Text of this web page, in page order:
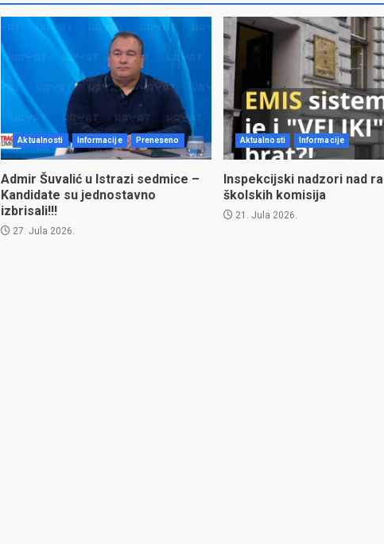
Aktualnosti Informacije Preneseno
Admir Šuvalić u Istrazi sedmice –
Kandidate su jednostavno
izbrisali!!!
27. Jula 2026.
Aktualnosti Informacije
Inspekcijski nadzori nad
školskih komisija
21. Jula 2026.